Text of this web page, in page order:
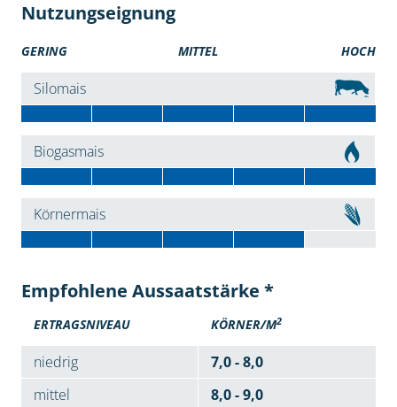
Nutzungseignung
GERING MITTEL HOCH
Silomais
Biogasmais
Körnermais
Empfohlene Aussaatstärke *
ERTRAGSNIVEAU KÖRNER/M2
niedrig
7,0 - 8,0
mittel
8,0 - 9,0